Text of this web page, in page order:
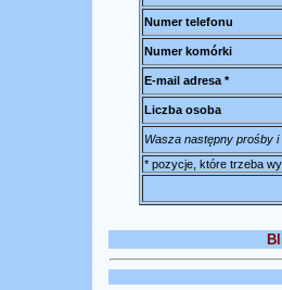
Numer telefonu
Numer komórki
E-mail adresa *
Liczba osoba
Wasza następny prośby i
* pozycje, które trzeba